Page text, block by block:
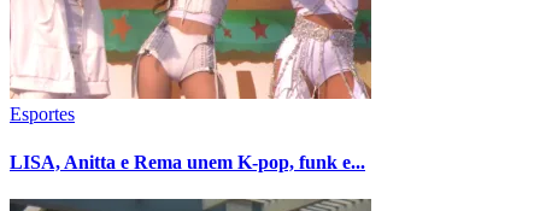
Esportes
LISA, Anitta e Rema unem K-pop, funk e...